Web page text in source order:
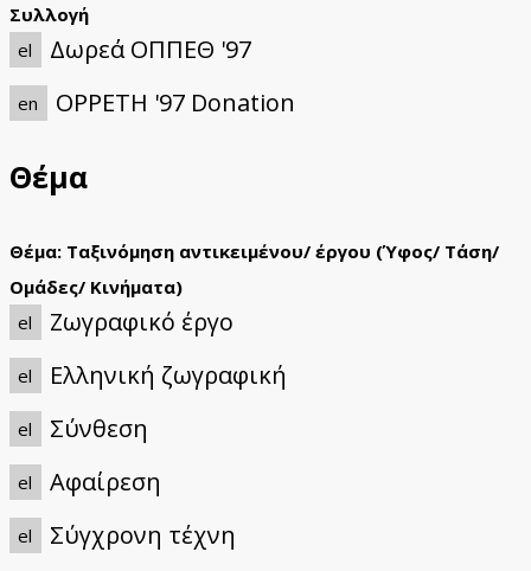
Συλλογή
el
Δωρεά ΟΠΠΕΘ '97
en OPPETH '97 Donation
Θέμα
Θέμα: Ταξινόμηση αντικειμένου/ έργου (Ύφος/ Τάση/
Ομάδες/ Κινήματα)
el
Ζωγραφικό έργο
el Ελληνική ζωγραφική
el Σύνθεση
el Αφαίρεση
el Σύγχρονη τέχνη